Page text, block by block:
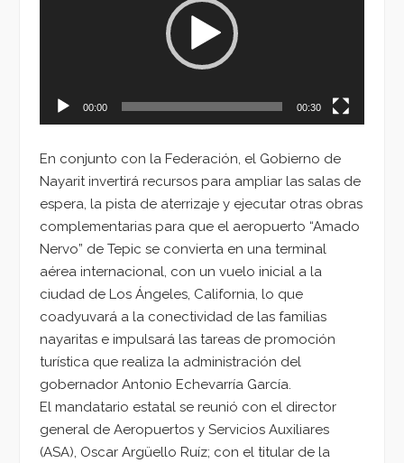
00:00 00:30
En conjunto con la Federación, el Gobierno de
Nayarit invertirá recursos para ampliar las salas de
espera, la pista de aterrizaje y ejecutar otras obras
complementarias para que el aeropuerto “Amado
Nervo” de Tepic se convierta en una terminal
aérea internacional, con un vuelo inicial a la
ciudad de Los Ángeles, California, lo que
coadyuvará a la conectividad de las familias
nayaritas e impulsará las tareas de promoción
turística que realiza la administración del
gobernador Antonio Echevarría García.
El mandatario estatal se reunió con el director
general de Aeropuertos y Servicios Auxiliares
(ASA), Oscar Argüello Ruíz; con el titular de la